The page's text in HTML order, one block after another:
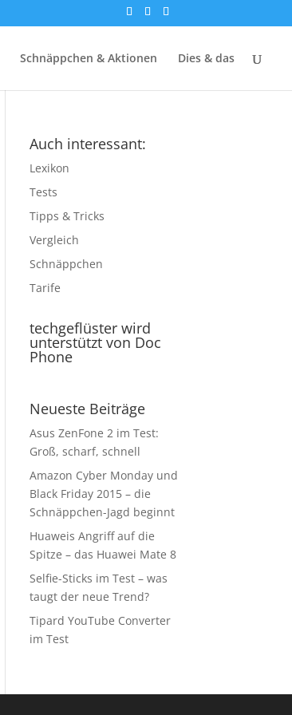
Schnäppchen & Aktionen Dies & das
Auch interessant:
Lexikon
Tests
Tipps & Tricks
Vergleich
Schnäppchen
Tarife
techgeflüster wird
unterstützt von Doc
Phone
Neueste Beiträge
Asus ZenFone 2 im Test:
Groß, scharf, schnell
Amazon Cyber Monday und
Black Friday 2015 – die
Schnäppchen-Jagd beginnt
Huaweis Angriff auf die
Spitze – das Huawei Mate 8
Selfie-Sticks im Test – was
taugt der neue Trend?
Tipard YouTube Converter
im Test